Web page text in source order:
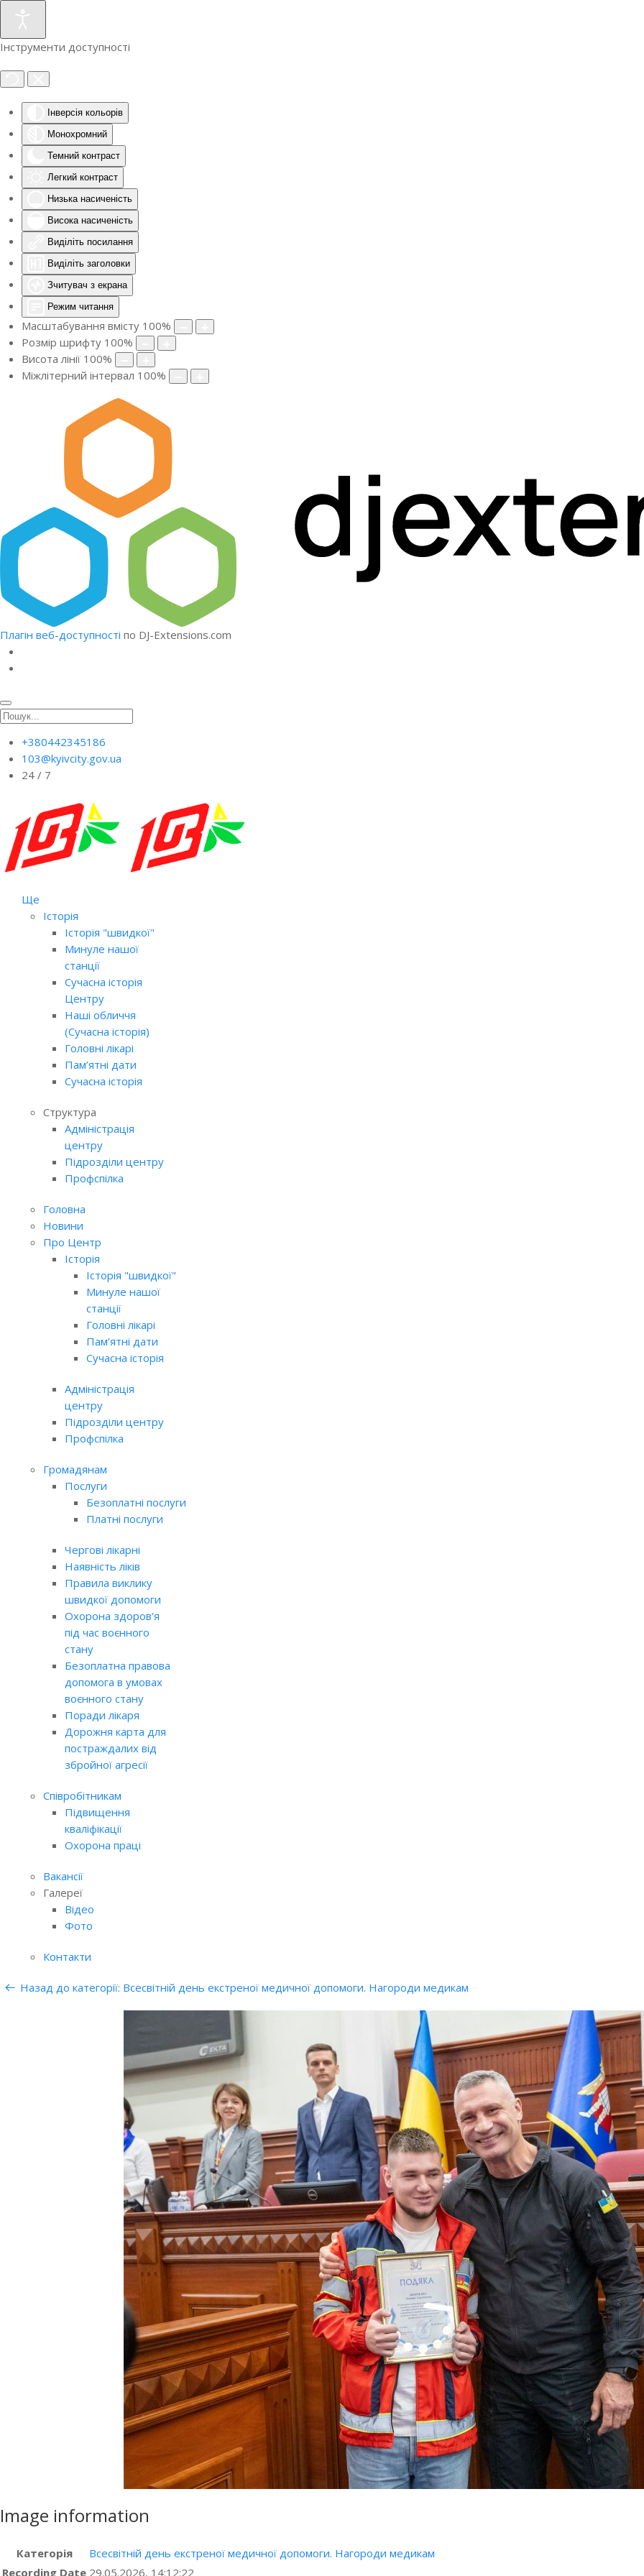
Інструменти доступності
Інверсія кольорів
Монохромний
Темний контраст
Легкий контраст
Низька насиченість
Висока насиченість
Виділіть посилання
Виділіть заголовки
Зчитувач з екрана
Режим читання
Масштабування вмісту 100%
Розмір шрифту 100%
Висота лінії 100%
Міжлітерний інтервал 100%
Плагін веб-доступності по DJ-Extensions.com
+380442345186
103@kyivcity.gov.ua
24 / 7
Ще
Історія
Історія "швидкої"
Минуле нашої
станції
Сучасна історія
Центру
Наші обличчя
(Сучасна історія)
Головні лікарі
Пам’ятні дати
Сучасна історія
Структура
Адміністрація
центру
Підрозділи центру
Профспілка
Головна
Новини
Про Центр
Історія
Історія "швидкої"
Минуле нашої
станції
Головні лікарі
Пам’ятні дати
Сучасна історія
Адміністрація
центру
Підрозділи центру
Профспілка
Громадянам
Послуги
Безоплатні послуги
Платні послуги
Чергові лікарні
Наявність ліків
Правила виклику
швидкої допомоги
Охорона здоров'я
під час воєнного
стану
Безоплатна правова
допомога в умовах
воєнного стану
Поради лікаря
Дорожня карта для
постраждалих від
збройної агресії
Співробітникам
Підвищення
кваліфікації
Охорона праці
Вакансії
Галереї
Відео
Фото
Контакти
Назад до категорії: Всесвітній день екстреної медичної допомоги. Нагороди медикам
Image information
Категорія
Всесвітній день екстреної медичної допомоги. Нагороди медикам
Recording Date 29.05.2026, 14:12:22